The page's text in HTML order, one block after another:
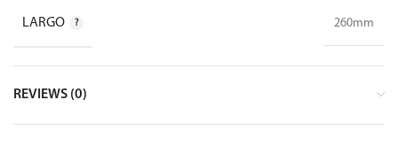
LARGO 260mm
REVIEWS (0)